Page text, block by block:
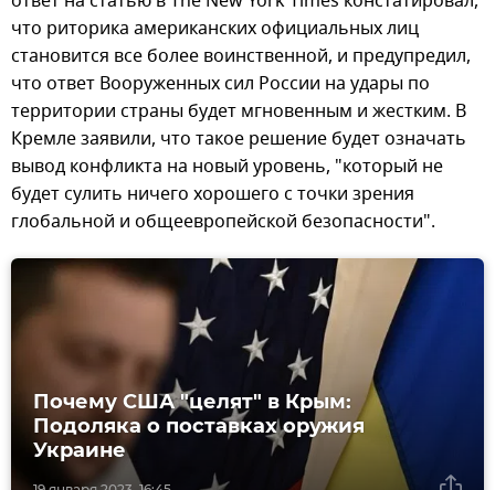
что риторика американских официальных лиц
становится все более воинственной, и предупредил,
что ответ Вооруженных сил России на удары по
территории страны будет мгновенным и жестким. В
Кремле заявили, что такое решение будет означать
вывод конфликта на новый уровень, "который не
будет сулить ничего хорошего с точки зрения
глобальной и общеевропейской безопасности".
Почему США "целят" в Крым:
Подоляка о поставках оружия
Украине